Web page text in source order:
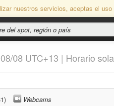
nuestros servicios, aceptas el
08 UTC+13 | Horario
Webcams